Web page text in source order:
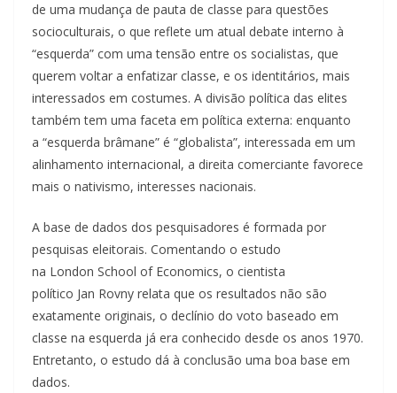
de uma mudança de pauta de classe para questões
socioculturais, o que reflete um atual debate interno à
“esquerda” com uma tensão entre os socialistas, que
querem voltar a enfatizar classe, e os identitários, mais
interessados em costumes. A divisão política das elites
também tem uma faceta em política externa: enquanto
a “esquerda brâmane” é “globalista”, interessada em um
alinhamento internacional, a direita comerciante favorece
mais o nativismo, interesses nacionais.
A base de dados dos pesquisadores é formada por
pesquisas eleitorais. Comentando o estudo
na London School of Economics, o cientista
político Jan Rovny relata que os resultados não são
exatamente originais, o declínio do voto baseado em
classe na esquerda já era conhecido desde os anos 1970.
Entretanto, o estudo dá à conclusão uma boa base em
dados.